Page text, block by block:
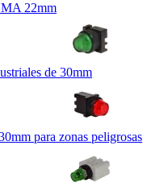
22mm
de 30mm
para zonas peligrosas